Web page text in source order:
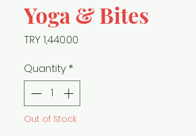
Yoga & Bites
TRY 1,440.00
Quantity *
Out of Stock